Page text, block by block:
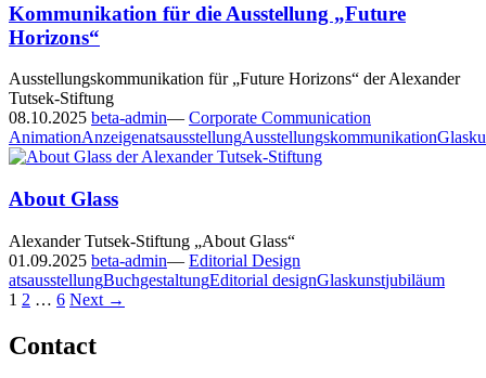
Kommunikation für die Ausstellung „Future
Horizons“
Ausstellungskommunikation für „Future Horizons“ der Alexander
Tutsek-Stiftung
08.10.2025 beta-admin— Corporate Communication
AnimationAnzeigenatsausstellungAusstellungskommunikation
About Glass
Alexander Tutsek-Stiftung „About Glass“
01.09.2025 beta-admin— Editorial Design
atsausstellungBuchgestaltungEditorial designGlaskunstjubiläum
Posts
1 2 … 6 Next →
Contact